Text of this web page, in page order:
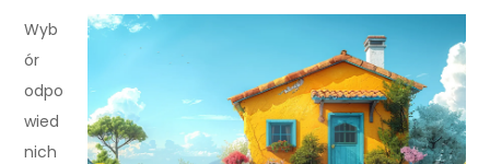
Wyb
ór
odpo
wied
nich